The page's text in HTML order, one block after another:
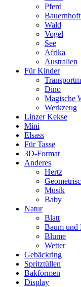
Pferd
Wald
Vogel
See
Afrika
Australien
Für Kinder
Dino
Magische
Werkzeug
Linzer Kekse
Mini
Elsass
Für Tasse
3D-Format
Anderes
Hertz
Musik
Baby
Natur
Blatt
Baum und
Blume
Wetter
Gebäckring
Spritztüllen
Bakformen
Display